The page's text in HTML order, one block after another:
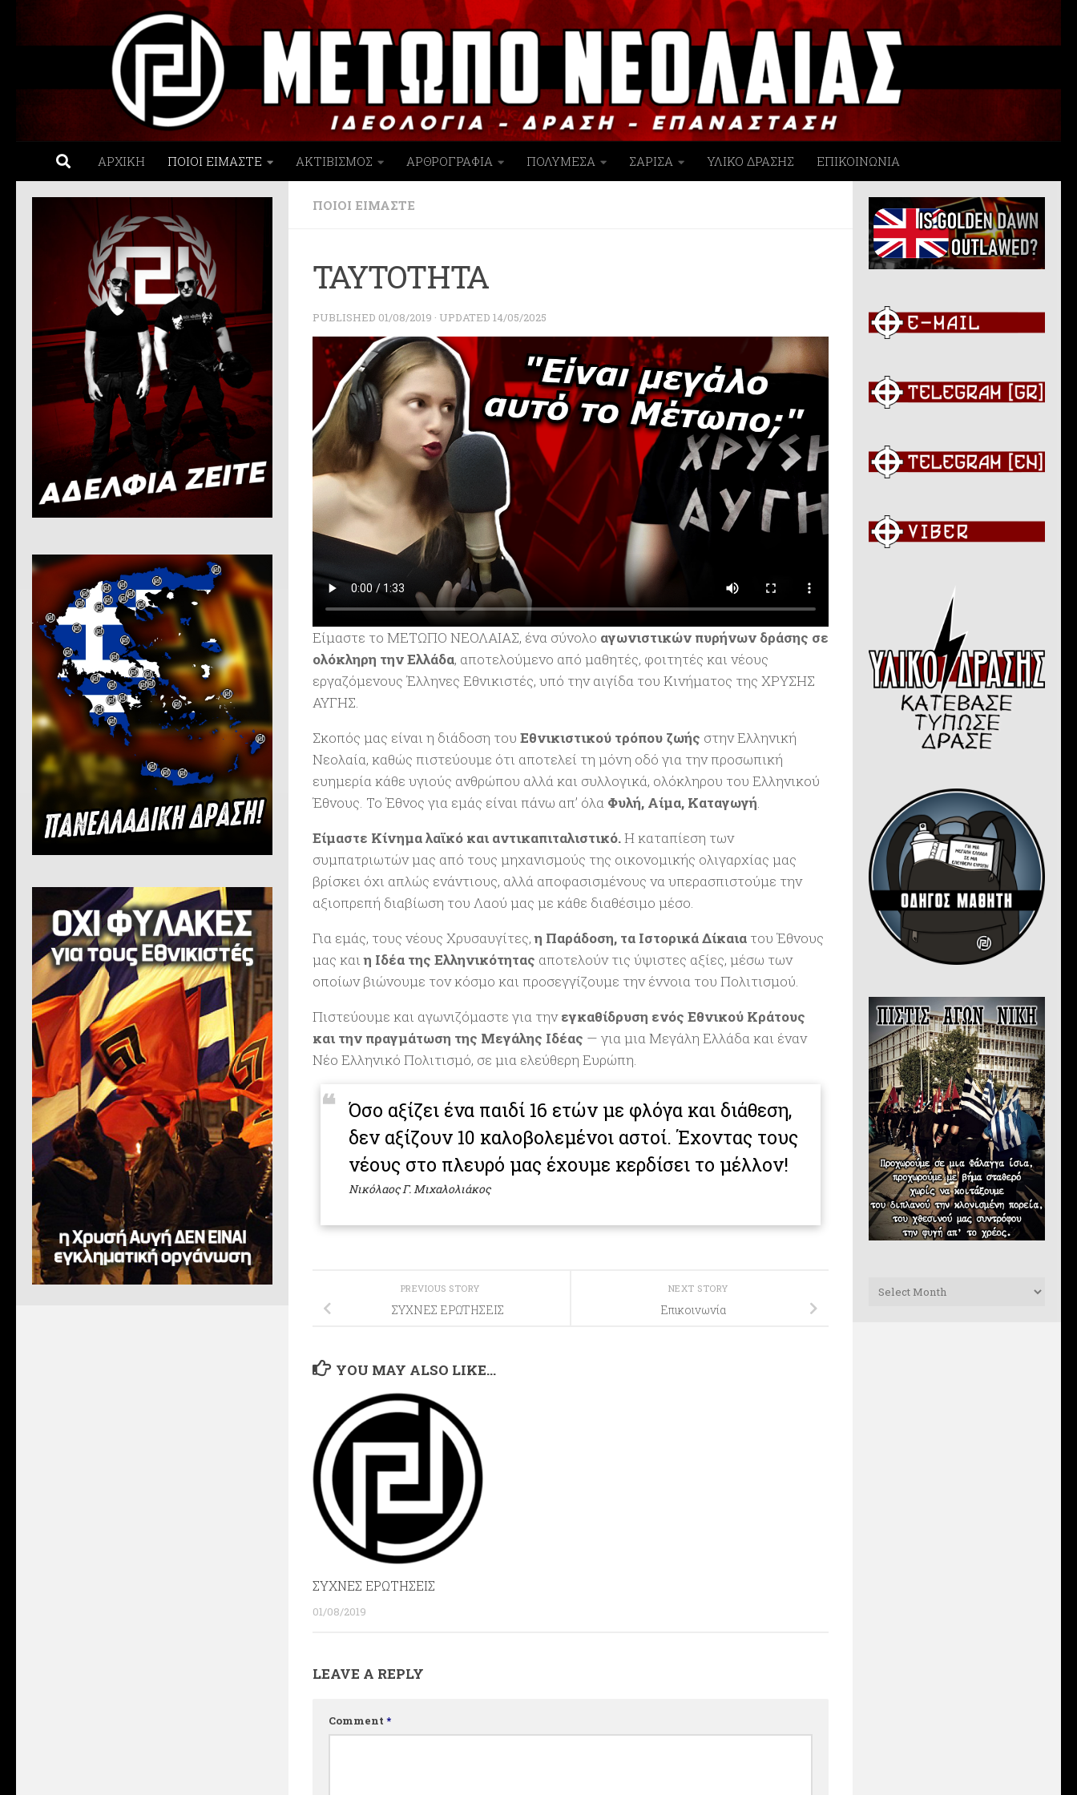
Skip to content
ΑΡΧΙΚΗ ΠΟΙΟΙ ΕΙΜΑΣΤΕ ΑΚΤΙΒΙΣΜΟΣ ΑΡΘΡΟΓΡΑΦΙΑ ΠΟΛΥΜΕΣΑ ΣΑΡΙΣΑ ΥΛΙΚΟ ΔΡΑΣΗΣ ΕΠΙΚΟΙΝΩΝΙΑ
ΠΟΙΟΙ ΕΙΜΑΣΤΕ
ΤΑΥΤΟΤΗΤΑ
PUBLISHED 01/08/2019 · UPDATED 14/05/2025
Είμαστε το ΜΕΤΩΠΟ ΝΕΟΛΑΙΑΣ, ένα σύνολο αγωνιστικών πυρήνων δράσης σε
ολόκληρη την Ελλάδα, αποτελούμενο από μαθητές, φοιτητές και νέους
εργαζόμενους Έλληνες Εθνικιστές, υπό την αιγίδα του Κινήματος της ΧΡΥΣΗΣ
ΑΥΓΗΣ.
Σκοπός μας είναι η διάδοση του Εθνικιστικού τρόπου ζωής στην Ελληνική
Νεολαία, καθώς πιστεύουμε ότι αποτελεί τη μόνη οδό για την προσωπική
ευημερία κάθε υγιούς ανθρώπου αλλά και συλλογικά, ολόκληρου του Ελληνικού
Έθνους. Το Έθνος για εμάς είναι πάνω απ’ όλα Φυλή, Αίμα, Καταγωγή.
Είμαστε Κίνημα λαϊκό και αντικαπιταλιστικό.Η καταπίεση των
συμπατριωτών μας από τους μηχανισμούς της οικονομικής ολιγαρχίας μας
βρίσκει όχι απλώς ενάντιους, αλλά αποφασισμένους να υπερασπιστούμε την
αξιοπρεπή διαβίωση του Λαού μας με κάθε διαθέσιμο μέσο.
Για εμάς, τους νέους Χρυσαυγίτες,η Παράδοση, τα Ιστορικά Δίκαια του Έθνους
μας καιη Ιδέα της Ελληνικότητας αποτελούν τις ύψιστες αξίες, μέσω των
οποίων βιώνουμε τον κόσμο και προσεγγίζουμε την έννοια του Πολιτισμού.
Πιστεύουμε και αγωνιζόμαστε για τηνεγκαθίδρυση ενός Εθνικού Κράτους
και την πραγμάτωση της Μεγάλης Ιδέας — για μια Μεγάλη Ελλάδα και έναν
Νέο Ελληνικό Πολιτισμό, σε μια ελεύθερη Ευρώπη.
Όσο αξίζει ένα παιδί 16 ετών με φλόγα και διάθεση,
δεν αξίζουν 10 καλοβολεμένοι αστοί. Έχοντας τους
νέους στο πλευρό μας έχουμε κερδίσει το μέλλον!
Νικόλαος Γ. Μιχαλολιάκος
NEXT STORY
Επικοινωνία
PREVIOUS STORY
ΣΥΧΝΕΣ ΕΡΩΤΗΣΕΙΣ
YOU MAY ALSO LIKE...
ΣΥΧΝΕΣ ΕΡΩΤΗΣΕΙΣ
01/08/2019
LEAVE A REPLY
Comment *
Archives